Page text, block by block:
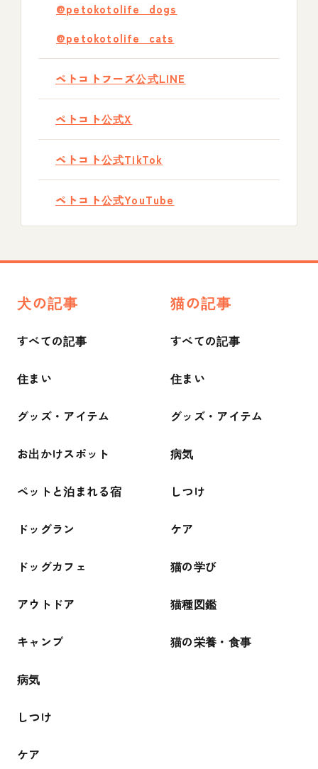
@petokotolife_dogs
@petokotolife_cats
ペトコトフーズ公式LINE
ペトコト公式X
ペトコト公式TikTok
ペトコト公式YouTube
犬の記事
すべての記事
住まい
グッズ・アイテム
お出かけスポット
ペットと泊まれる宿
ドッグラン
ドッグカフェ
アウトドア
キャンプ
病気
しつけ
ケア
猫の記事
すべての記事
住まい
グッズ・アイテム
病気
しつけ
ケア
猫の学び
猫種図鑑
猫の栄養・食事